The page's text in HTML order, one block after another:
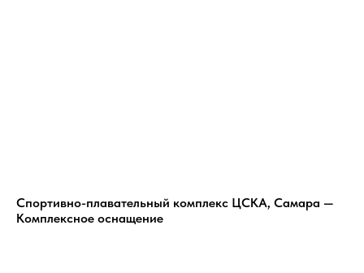
Спортивно-плавательный комплекс ЦСКА, Самара —
Комплексное оснащение